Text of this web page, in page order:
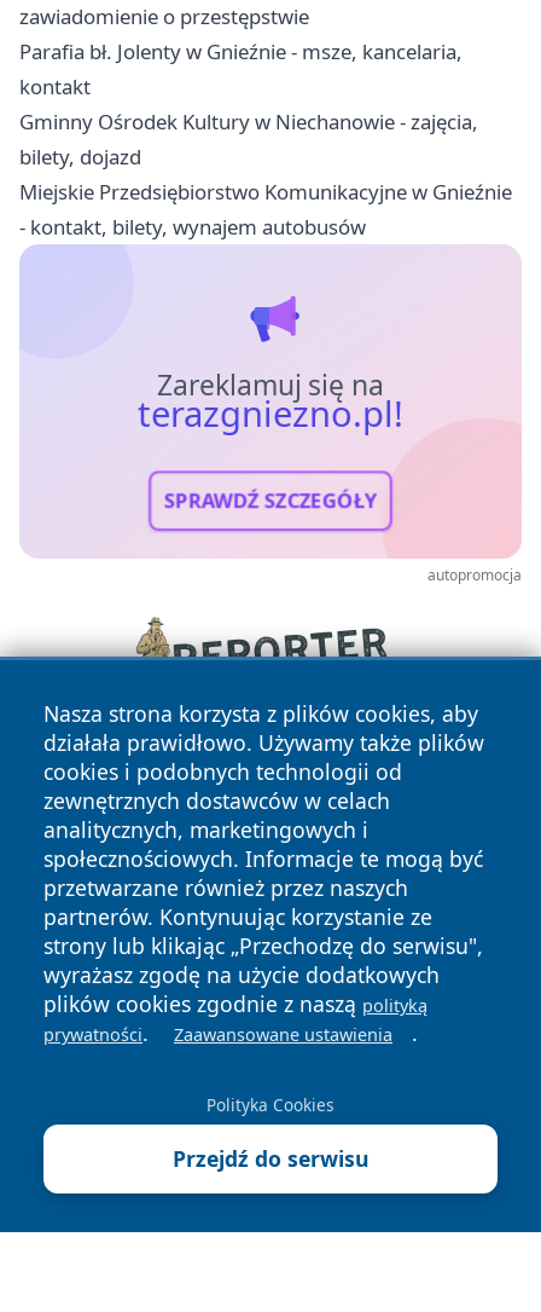
zawiadomienie o przestępstwie
Parafia bł. Jolenty w Gnieźnie - msze, kancelaria,
kontakt
Gminny Ośrodek Kultury w Niechanowie - zajęcia,
bilety, dojazd
Miejskie Przedsiębiorstwo Komunikacyjne w Gnieźnie
- kontakt, bilety, wynajem autobusów
Zareklamuj się na
terazgniezno.pl!
SPRAWDŹ SZCZEGÓŁY
autopromocja
Nasza strona korzysta z plików cookies, aby
działała prawidłowo. Używamy także plików
cookies i podobnych technologii od
zewnętrznych dostawców w celach
analitycznych, marketingowych i
społecznościowych. Informacje te mogą być
przetwarzane również przez naszych
partnerów. Kontynuując korzystanie ze
strony lub klikając „Przechodzę do serwisu",
wyrażasz zgodę na użycie dodatkowych
plików cookies zgodnie z naszą polityką
prywatności. Zaawansowane ustawienia .
Polityka Cookies
Przejdź do serwisu
Copyright © 2026 terazgniezno.pl Wszystkie prawa
zastrzeżone.
News Autorzy
Polityka
Prywatności
Polityka
Cookies